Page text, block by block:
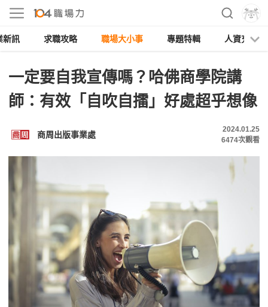
新訊 求職攻略 職場大小事 專題特輯 人資充電
一定要自我宣傳嗎？哈佛商學院講
師：有效「自吹自擂」好處超乎想像
商周出版事業處
2024.01.25
6474次觀看